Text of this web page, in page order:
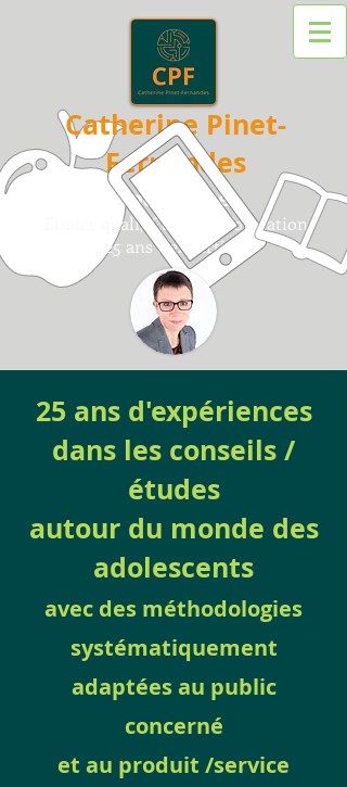
Catherine Pinet-
Fernandes
Sociologue
Etudes quali/Conseil / Formation
25 ans d'expertise
25 ans d'expériences
dans les conseils /
études
autour du monde des
adolescents
avec des méthodologies
systématiquement
adaptées au public
concerné
et au produit /service